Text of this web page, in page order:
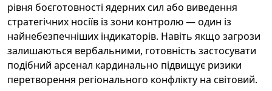
рівня боєготовності ядерних сил або виведення
стратегічних носіїв із зони контролю — один із
найнебезпечніших індикаторів. Навіть якщо загрози
залишаються вербальними, готовність застосувати
подібний арсенал кардинально підвищує ризики
перетворення регіонального конфлікту на світовий.